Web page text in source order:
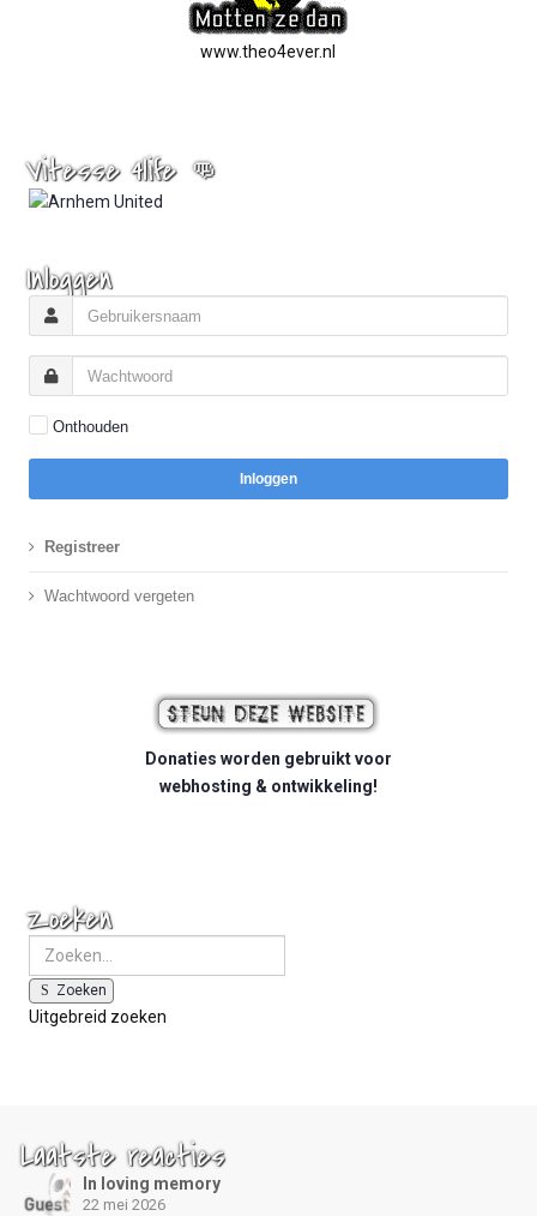
www.theo4ever.nl
Vitesse 4life 👊
Inloggen
Onthouden
Inloggen
Registreer
Wachtwoord vergeten
Donaties worden gebruikt voor
webhosting & ontwikkeling!
Zoeken
Zoeken
Uitgebreid zoeken
Laatste reacties
In loving memory
22 mei 2026